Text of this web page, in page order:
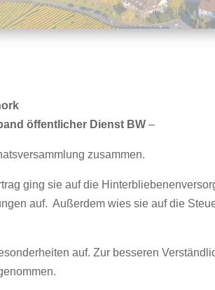
öffentlicher Dienst BW–
zusammen.
ging sie auf die
auf. Außerdem wies sie auf die
auf. Zur besseren